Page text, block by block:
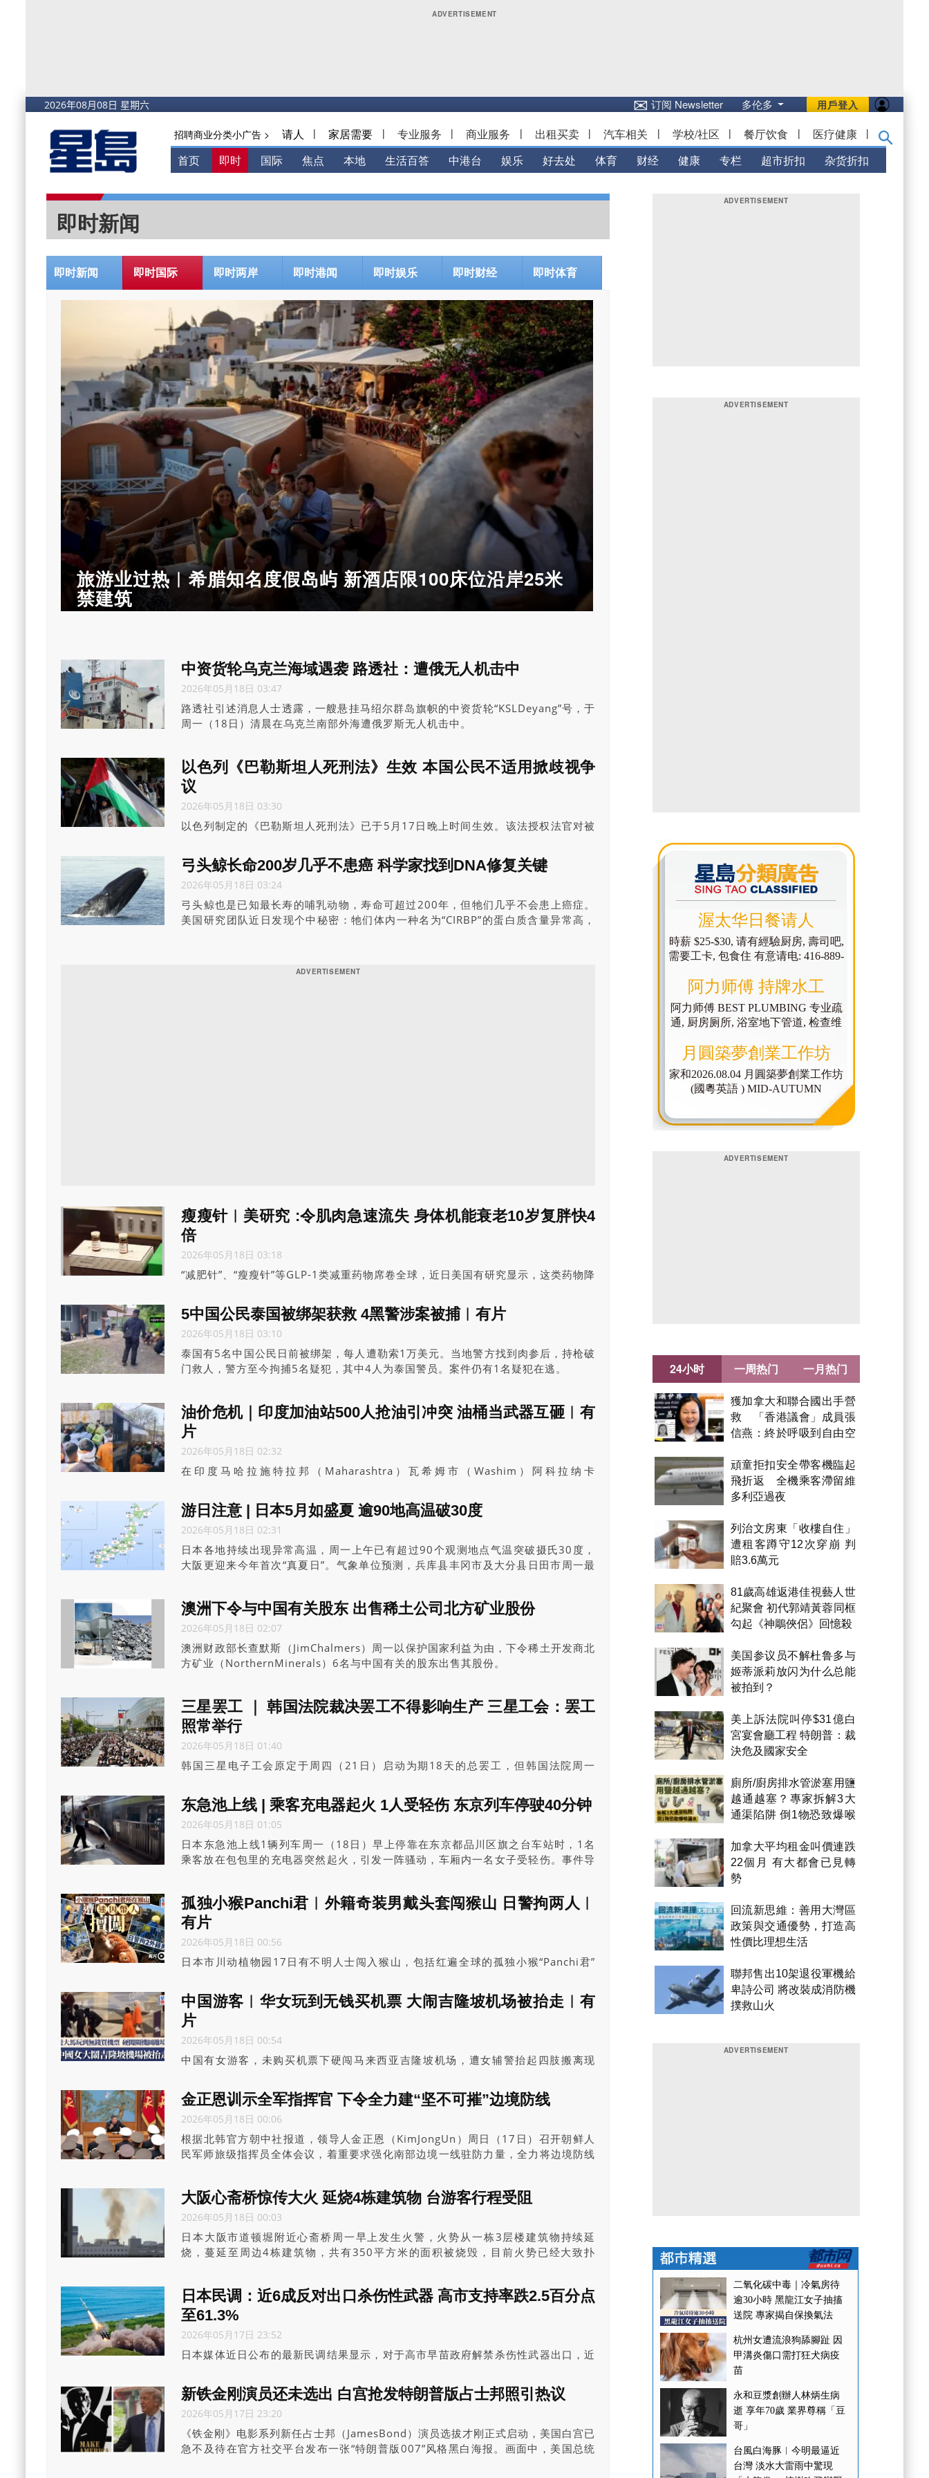
用戶登入
✉订阅 Newsletter 多伦多
招聘商业分类小广告 > 请人 | 家居需要 | 专业服务 | 商业服务 | 出租买卖 | 汽车相关 | 学校/社区 | 餐厅饮食 | 医疗健康 |
首页 即时 国际 焦点 本地 生活百答 中港台 娱乐 好去处 体育 财经 健康 专栏 超市折扣 杂货折扣
即时新闻
即时新闻 即时国际 即时两岸 即时港闻 即时娱乐 即时财经 即时体育
旅游业过热︱希腊知名度假岛屿 新酒店限100床位沿岸25米
禁建筑
中资货轮乌克兰海域遇袭 路透社：遭俄无人机击中
2026年05月18日 03:47
路透社引述消息人士透露，一艘悬挂马绍尔群岛旗帜的中资货轮“KSLDeyang”号，于
周一（18日）清晨在乌克兰南部外海遭俄罗斯无人机击中。
以色列《巴勒斯坦人死刑法》生效 本国公民不适用掀歧视争
议
2026年05月18日 03:30
以色列制定的《巴勒斯坦人死刑法》已于5月17日晚上时间生效。该法授权法官对被
歧视性法律。
弓头鲸长命200岁几乎不患癌 科学家找到DNA修复关键
2026年05月18日 03:24
弓头鲸也是已知最长寿的哺乳动物，寿命可超过200年，但牠们几乎不会患上癌症。
美国研究团队近日发现个中秘密：牠们体内一种名为“CIRBP”的蛋白质含量异常高，
瘦瘦针︱美研究 :令肌肉急速流失 身体机能衰老10岁复胖快4
倍
2026年05月18日 03:18
“减肥针”、“瘦瘦针”等GLP-1类减重药物席卷全球，近日美国有研究显示，这类药物降
作用，学界担心引发“衰弱危机”。
5中国公民泰国被绑架获救 4黑警涉案被捕︱有片
2026年05月18日 03:10
泰国有5名中国公民日前被绑架，每人遭勒索1万美元。当地警方找到肉参后，持枪破
门救人，警方至今拘捕5名疑犯，其中4人为泰国警员。案件仍有1名疑犯在逃。
油价危机｜印度加油站500人抢油引冲突 油桶当武器互砸︱有
片
2026年05月18日 02:32
在印度马哈拉施特拉邦（Maharashtra）瓦希姆市（Washim）阿科拉纳卡
变成暴力冲突。
游日注意 | 日本5月如盛夏 逾90地高温破30度
2026年05月18日 02:31
日本各地持续出现异常高温，周一上午已有超过90个观测地点气温突破摄氏30度，
大阪更迎来今年首次“真夏日”。气象单位预测，兵库县丰冈市及大分县日田市周一最
澳洲下令与中国有关股东 出售稀土公司北方矿业股份
2026年05月18日 02:07
澳洲财政部长查默斯（JimChalmers）周一以保护国家利益为由，下令稀土开发商北
方矿业（NorthernMinerals）6名与中国有关的股东出售其股份。
三星罢工 ｜ 韩国法院裁决罢工不得影响生产 三星工会：罢工
照常举行
2026年05月18日 01:40
韩国三星电子工会原定于周四（21日）启动为期18天的总罢工，但韩国法院周一
工不得导致生产过程中的原料品质受损，若违反禁制令，工会将每日罚款一亿韩圜
（约52万港元）。但三星工会强调，裁决结果不影响原订罢工计画。而韩国总统李在
明则呼吁劳资双方凝聚智慧，摒弃单方面利益，寻求妥协。
东急池上线 | 乘客充电器起火 1人受轻伤 东京列车停驶40分钟
2026年05月18日 01:05
日本东急池上线1辆列车周一（18日）早上停靠在东京都品川区旗之台车站时，1名
乘客放在包包里的充电器突然起火，引发一阵骚动，车厢内一名女子受轻伤。事件导
孤独小猴Panchi君︱外籍奇装男戴头套闯猴山 日警拘两人︱
有片
2026年05月18日 00:56
日本市川动植物园17日有不明人士闯入猴山，包括红遍全球的孤独小猴“Panchi君”
走，据称两人皆为外国人。警方拟以涉嫌暴力妨碍商业活动为由逮捕二人。
中国游客︱华女玩到无钱买机票 大闹吉隆坡机场被抬走︱有
片
2026年05月18日 00:54
中国有女游客，未购买机票下硬闯马来西亚吉隆坡机场，遭女辅警抬起四肢搬离现
金正恩训示全军指挥官 下令全力建“坚不可摧”边境防线
2026年05月18日 00:06
根据北韩官方朝中社报道，领导人金正恩（KimJongUn）周日（17日）召开朝鲜人
民军师旅级指挥员全体会议，着重要求强化南部边境一线驻防力量，全力将边境防线
大阪心斋桥惊传大火 延烧4栋建筑物 台游客行程受阻
2026年05月18日 00:03
日本大阪市道顿堀附近心斋桥周一早上发生火警，火势从一栋3层楼建筑物持续延
烧，蔓延至周边4栋建筑物，共有350平方米的面积被烧毁，目前火势已经大致扑
弥漫，吓得急忙避难。
日本民调：近6成反对出口杀伤性武器 高市支持率跌2.5百分点
至61.3%
2026年05月17日 23:52
日本媒体近日公布的最新民调结果显示，对于高市早苗政府解禁杀伤性武器出口，近
调查时下跌了2.5个百分点。
新铁金刚演员还未选出 白宫抢发特朗普版占士邦照引热议
2026年05月17日 23:20
《铁金刚》电影系列新任占士邦（JamesBond）演员选拔才刚正式启动，美国白宫已
急不及待在官方社交平台发布一张“特朗普版007”风格黑白海报。画面中，美国总统
24小时
獲加拿大和聯合國出手營
救 「香港議會」成員張
信燕：終於呼吸到自由空
Advertisement
頑童拒扣安全帶客機臨起
飛折返 全機乘客滯留維
多利亞過夜
列治文房東「收樓自住」
遭租客蹲守12次穿崩 判
賠3.6萬元
81歲高雄返港佳視藝人世
紀聚會 初代郭靖黃蓉同框
勾起《神鵰俠侶》回憶殺
美国参议员不解杜鲁多与
姬蒂派莉放闪为什么总能
被拍到？
美上訴法院叫停$31億白
宮宴會廳工程 特朗普：裁
決危及國家安全
廁所/廚房排水管淤塞用鹽
越通越塞？專家拆解3大
通渠陷阱 倒1物恐致爆喉
加拿大平均租金叫價連跌
22個月 有大都會已見轉
勢
回流新思維：善用大灣區
政策與交通優勢，打造高
性價比理想生活
聯邦售出10架退役軍機給
卑詩公司 將改裝成消防機
撲救山火
一周热门 一月热门